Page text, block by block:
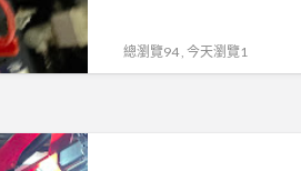
總瀏覽94 , 今天瀏覽1